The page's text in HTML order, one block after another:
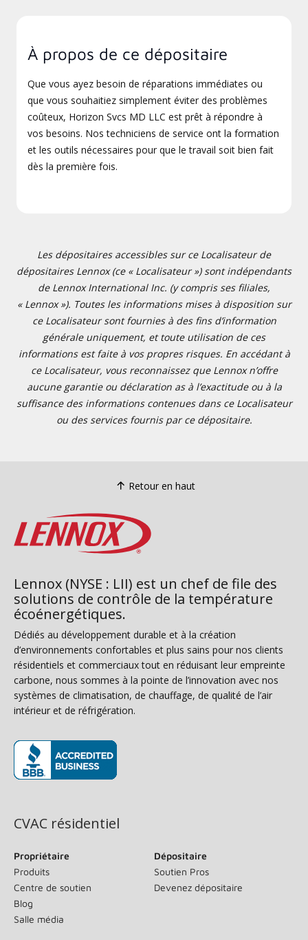
À propos de ce dépositaire
Que vous ayez besoin de réparations immédiates ou
que vous souhaitiez simplement éviter des problèmes
coûteux, Horizon Svcs MD LLC est prêt à répondre à
vos besoins. Nos techniciens de service ont la formation
et les outils nécessaires pour que le travail soit bien fait
dès la première fois.
Les dépositaires accessibles sur ce Localisateur de
dépositaires Lennox (ce « Localisateur ») sont indépendants
de Lennox International Inc. (y compris ses filiales,
« Lennox »). Toutes les informations mises à disposition sur
ce Localisateur sont fournies à des fins d’information
générale uniquement, et toute utilisation de ces
informations est faite à vos propres risques. En accédant à
ce Localisateur, vous reconnaissez que Lennox n’offre
aucune garantie ou déclaration as à l’exactitude ou à la
suffisance des informations contenues dans ce Localisateur
ou des services fournis par ce dépositaire.
Retour en haut
Lennox (NYSE : LII) est un chef de file des
solutions de contrôle de la température
écoénergétiques.
Dédiés au développement durable et à la création
d’environnements confortables et plus sains pour nos clients
résidentiels et commerciaux tout en réduisant leur empreinte
carbone, nous sommes à la pointe de l’innovation avec nos
systèmes de climatisation, de chauffage, de qualité de l’air
intérieur et de réfrigération.
CVAC résidentiel
Propriétaire
Produits
Centre de soutien
Blog
Salle média
Dépositaire
Soutien Pros
Devenez dépositaire